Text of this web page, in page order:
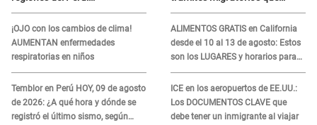
¡OJO con los cambios de clima!
AUMENTAN enfermedades
respiratorias en niños
Temblor en Perú HOY, 09 de agosto
de 2026: ¿A qué hora y dónde se
registró el último sismo, según
ALIMENTOS GRATIS en California
desde el 10 al 13 de agosto: Estos
son los LUGARES y horarios para
recibir la ayuda
ICE en los aeropuertos de EE.UU.:
Los DOCUMENTOS CLAVE que
debe tener un inmigrante al viajar